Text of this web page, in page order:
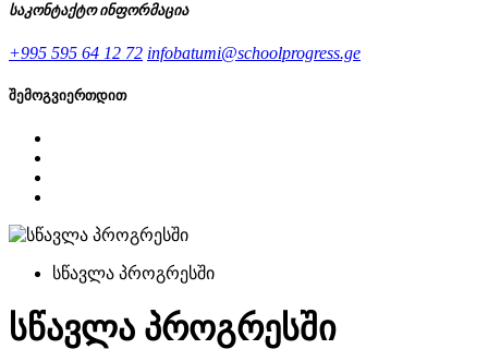
საკონტაქტო ინფორმაცია
+995 595 64 12 72 infobatumi@schoolprogress.ge
შემოგვიერთდით
სწავლა პროგრესში
სწავლა პროგრესში